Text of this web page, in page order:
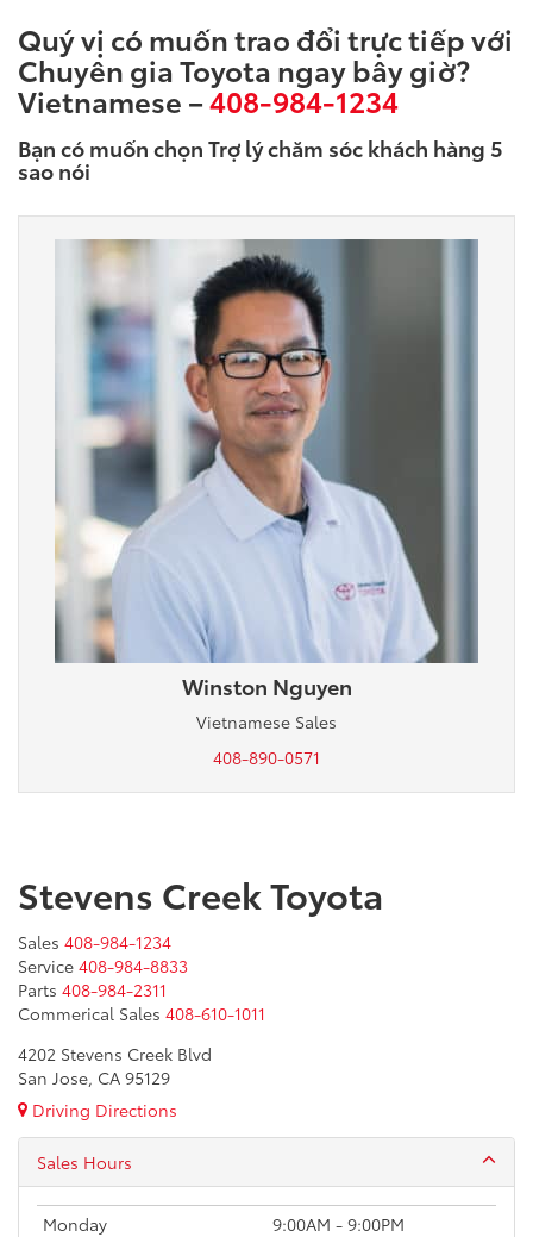
Quý vị có muốn trao đổi trực tiếp với
Chuyên gia Toyota ngay bây giờ?
Vietnamese –408-984-1234
Bạn có muốn chọn Trợ lý chăm sóc khách hàng 5
sao nói
Winston Nguyen
Vietnamese Sales
408-890-0571
Stevens Creek Toyota
Sales 408-984-1234
Service 408-984-8833
Parts 408-984-2311
Commerical Sales 408-610-1011
4202 Stevens Creek Blvd
San Jose, CA 95129
Driving Directions
Sales Hours
Monday
9:00AM - 9:00PM